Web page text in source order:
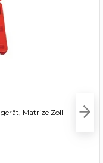
Matrize Zoll -